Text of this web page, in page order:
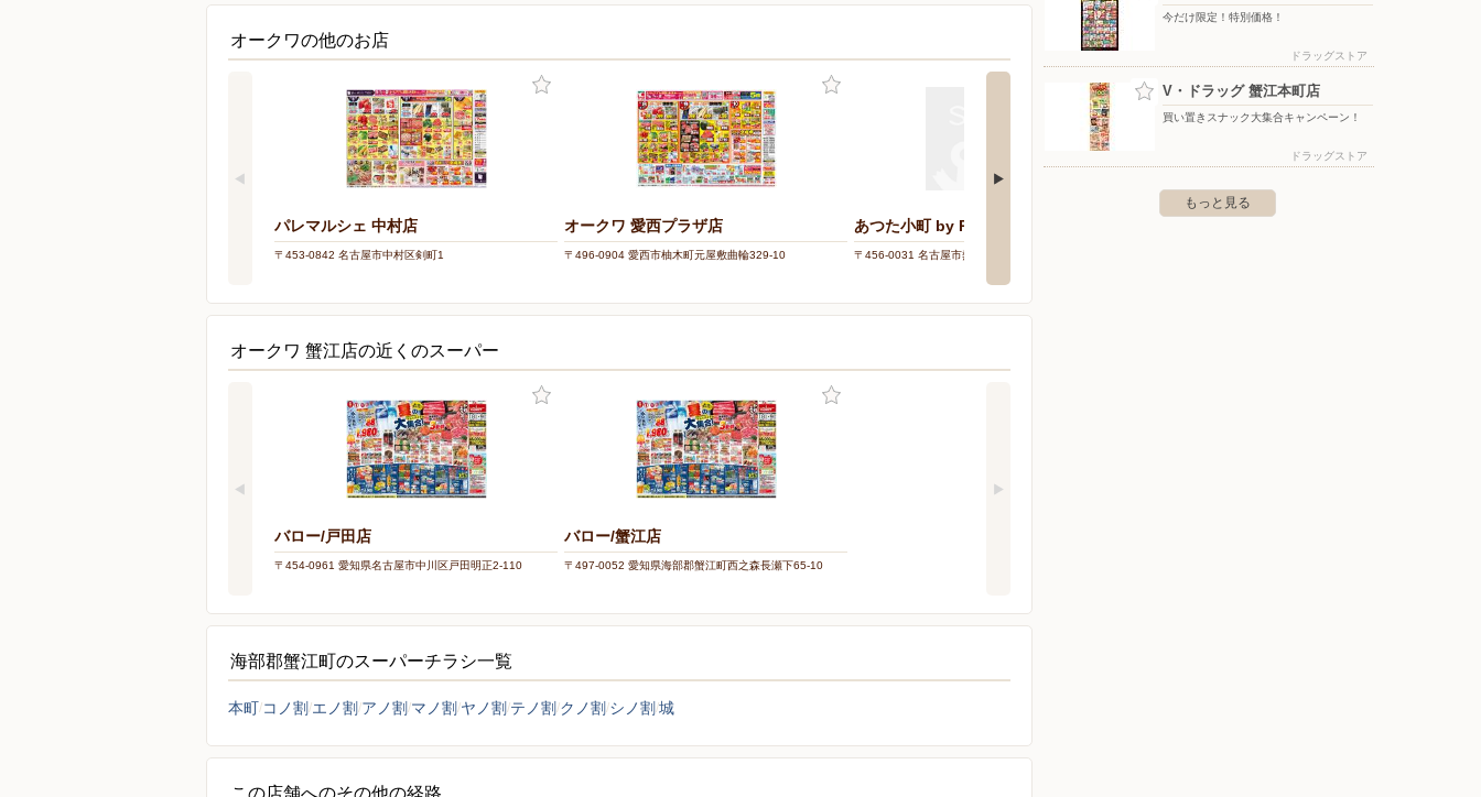
オークワの他のお店
パレマルシェ 中村店
〒453-0842 名古屋市中村区剣町1
オークワ 愛西プラザ店
〒496-0904 愛西市柚木町元屋敷曲輪329-10
あつた小町 by Pare Marche
〒456-0031 名古屋市熱田区神宮3丁目6番42号
オークワ 蟹江店の近くのスーパー
バロー/戸田店
〒454-0961 愛知県名古屋市中川区戸田明正2-110
バロー/蟹江店
〒497-0052 愛知県海部郡蟹江町西之森長瀬下65-10
海部郡蟹江町のスーパーチラシ一覧
本町 コノ割 エノ割 アノ割 マノ割 ヤノ割 テノ割 クノ割 シノ割 城
この店舗へのその他の経路
今だけ限定！特別価格！
ドラッグストア
V・ドラッグ 蟹江本町店
買い置きスナック大集合キャンペーン！
ドラッグストア
もっと見る